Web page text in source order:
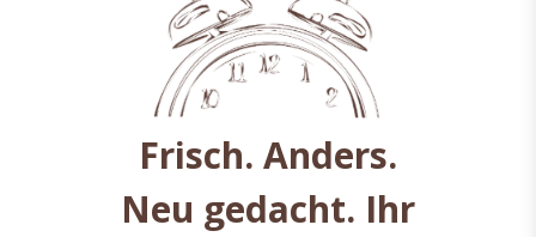
Frisch. Anders.
Neu gedacht. Ihr